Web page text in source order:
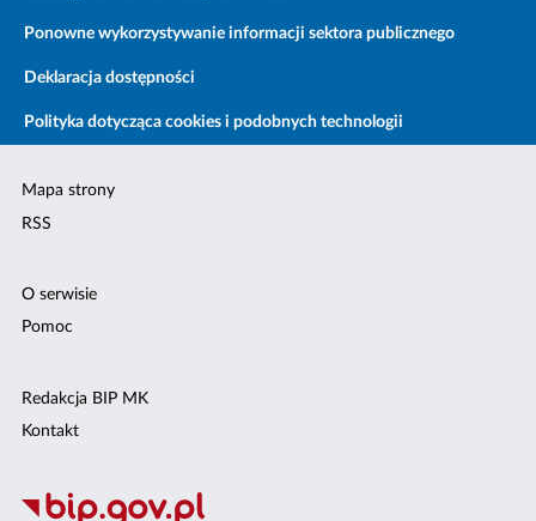
Ponowne wykorzystywanie informacji sektora publicznego
Deklaracja dostępności
Polityka dotycząca cookies i podobnych technologii
Mapa strony
RSS
O serwisie
Pomoc
Redakcja BIP MK
Kontakt